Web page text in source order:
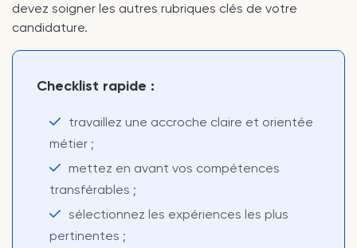
devez soigner les autres rubriques clés de votre
candidature.
Checklist rapide :
travaillez une accroche claire et orientée
métier ;
mettez en avant vos compétences
transférables ;
sélectionnez les expériences les plus
pertinentes ;